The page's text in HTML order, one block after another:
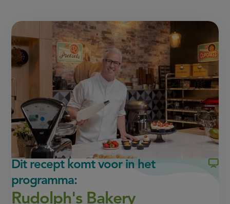
pagina
op
Facebook
(opent
in
nieuw
venster,
externe
link)
pagina
op
WhatsApp
(opent
venster,
externe
link)
of
this
page
Dit recept komt voor in het
programma:
Rudolph's Bakery